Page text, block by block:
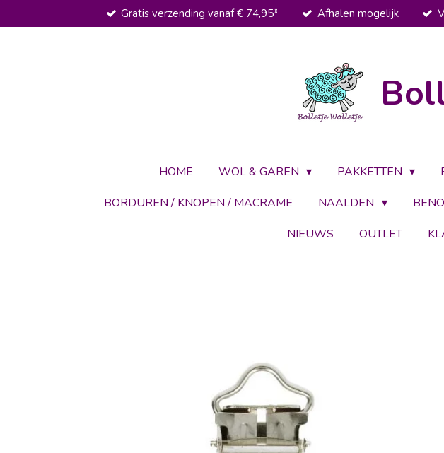
direct
Gratis verzending vanaf € 74,95* Afhalen mogelijk
HOME WOL & GAREN PAKKETTEN
BORDUREN / KNOPEN / MACRAME
NAALDEN
NIEUWS
OUTLET